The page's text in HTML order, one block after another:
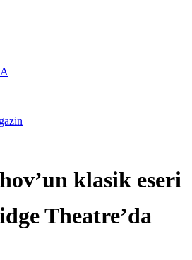
klasik eseri
Theatre’da